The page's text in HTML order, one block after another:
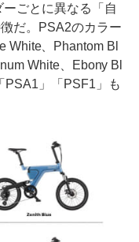
ごとに異なる「自
だ。PSA2のカラー
White、Phantom Bl
White、Ebony Bl
PSA1」「PSF1」も